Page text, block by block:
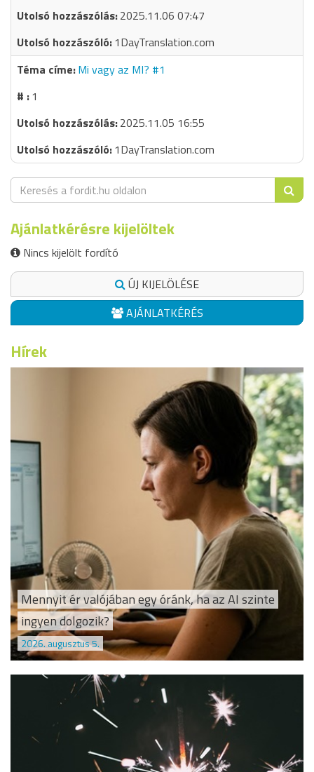
2025.11.06 07:47
1DayTranslation.com
Mi vagy az MI? #1
1
2025.11.05 16:55
1DayTranslation.com
Ajánlatkérésre kijelöltek
Nincs kijelölt fordító
ÚJ KIJELÖLÉSE
AJÁNLATKÉRÉS
Hírek
Mennyit ér valójában egy óránk, ha az AI szinte
ingyen dolgozik?
2026. augusztus 5.